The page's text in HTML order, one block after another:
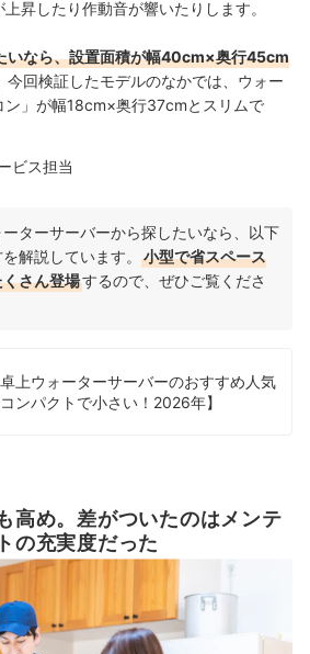
昇したり作動音が響いたりします。
いなら、設置面積が幅40cm×奥行45cm
今回検証したモデルのなかでは、ウォー
ン」が幅18cm×奥行37cmとスリムで
ビス担当
ターサーバーから探したいなら、以下
解説しています。
小型で省スペース
さん登場するので、ぜひご覧くださ
卓上ウォーターサーバーのおすすめ人気
ンパクトで小さい！2026年】
高め。差がついたのはメンテ
の充実度だった